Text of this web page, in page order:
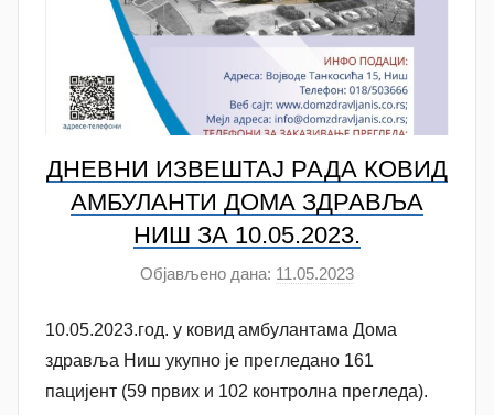
c
ДНЕВНИ ИЗВЕШТАЈ РАДА КОВИД
АМБУЛАНTИ ДОМА ЗДРАВЉА
НИШ ЗА 10.05.2023.
Објављено дана: 11.05.2023
т
о
р
10.05.2023.год. у ковид амбулантама Дома
здравља Ниш укупно је прегледанo 161
пацијент (59 првих и 102 контролнa прегледa).